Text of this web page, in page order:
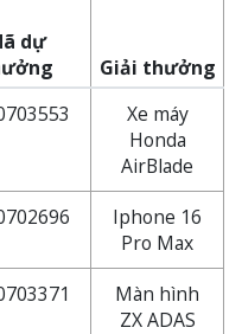
dự
Giải thưởng
Xe máy
Honda
AirBlade
Iphone 16
Pro Max
Màn hình
ZX ADAS